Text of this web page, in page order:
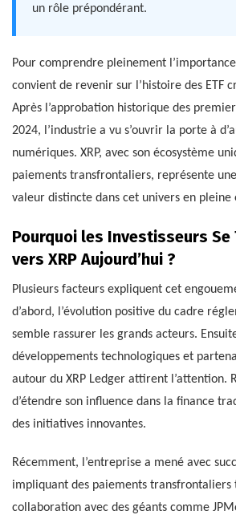
un rôle prépondérant.
Pour comprendre pleinement
convient de revenir sur l’histoire des ETF
Après l’approbation historique des
2024, l’industrie a vu s’ouvrir la porte à
numériques. XRP, avec son écosystème
paiements transfrontaliers, représente
valeur distincte dans cet univers en pleine
Pourquoi les Investisseurs
vers XRP Aujourd’hui ?
Plusieurs facteurs expliquent cet
d’abord, l’évolution positive du cadre
semble rassurer les grands acteurs.
développements technologiques et
autour du XRP Ledger attirent l’attention.
d’étendre son influence dans la finance
des initiatives innovantes.
Récemment, l’entreprise a mené avec
impliquant des paiements transfrontaliers
collaboration avec des géants comme